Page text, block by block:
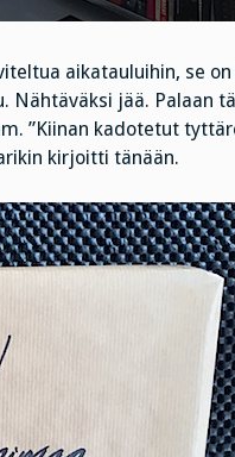
aikatauluihin, se
Nähtäväksi jää. Palaan
”Kiinan kadotetut
kirjoitti tänään.